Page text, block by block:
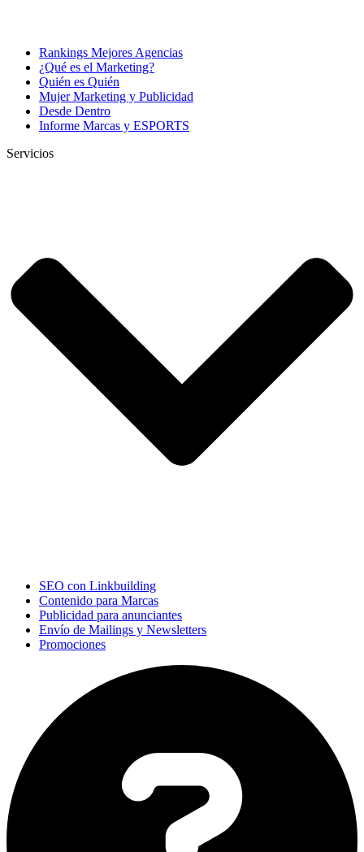
Rankings Mejores Agencias
¿Qué es el Marketing?
Quién es Quién
Mujer Marketing y Publicidad
Desde Dentro
Informe Marcas y ESPORTS
Servicios
SEO con Linkbuilding
Contenido para Marcas
Publicidad para anunciantes
Envío de Mailings y Newsletters
Promociones